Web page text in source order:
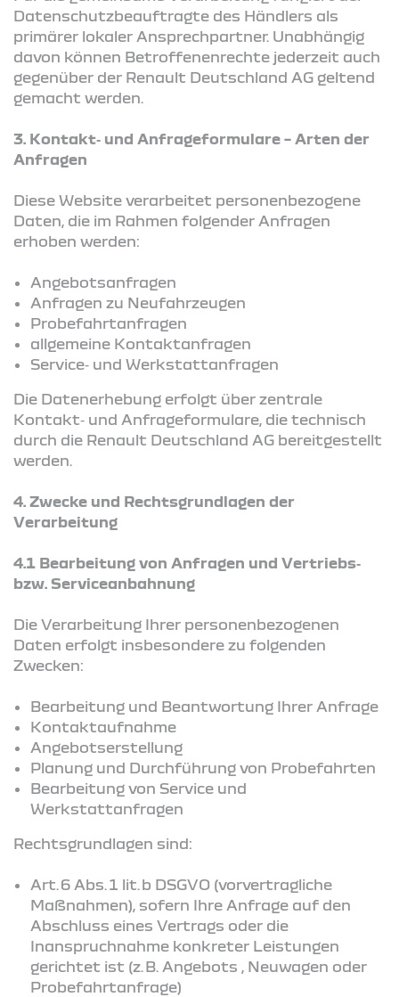
Datenschutzbeauftragte des Händlers als
primärer lokaler Ansprechpartner. Unabhängig
davon können Betroffenenrechte jederzeit auch
gegenüber der Renault Deutschland AG geltend
gemacht werden.
3. Kontakt‑ und Anfrageformulare – Arten der
Anfragen
Diese Website verarbeitet personenbezogene
Daten, die im Rahmen folgender Anfragen
erhoben werden:
Angebotsanfragen
Anfragen zu Neufahrzeugen
Probefahrtanfragen
allgemeine Kontaktanfragen
Service‑ und Werkstattanfragen
Die Datenerhebung erfolgt über zentrale
Kontakt‑ und Anfrageformulare, die technisch
durch die Renault Deutschland AG bereitgestellt
werden.
4. Zwecke und Rechtsgrundlagen der
Verarbeitung
4.1 Bearbeitung von Anfragen und Vertriebs‑
bzw. Serviceanbahnung
Die Verarbeitung Ihrer personenbezogenen
Daten erfolgt insbesondere zu folgenden
Zwecken:
Bearbeitung und Beantwortung Ihrer Anfrage
Kontaktaufnahme
Angebotserstellung
Planung und Durchführung von Probefahrten
Bearbeitung von Service und
Werkstattanfragen
Rechtsgrundlagen sind:
Art. 6 Abs. 1 lit. b DSGVO (vorvertragliche
Maßnahmen), sofern Ihre Anfrage auf den
Abschluss eines Vertrags oder die
Inanspruchnahme konkreter Leistungen
gerichtet ist (z. B. Angebots , Neuwagen oder
Probefahrtanfrage)